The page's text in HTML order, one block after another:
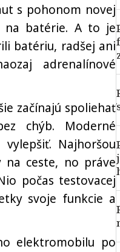
s pohonom novej
na batérie. A to je
batériu, radšej ani
adrenalínové
začínajú spoliehať
chýb. Moderné
Najhoršou
na ceste, no práve
počas testovacej
svoje funkcie a
elektromobilu po